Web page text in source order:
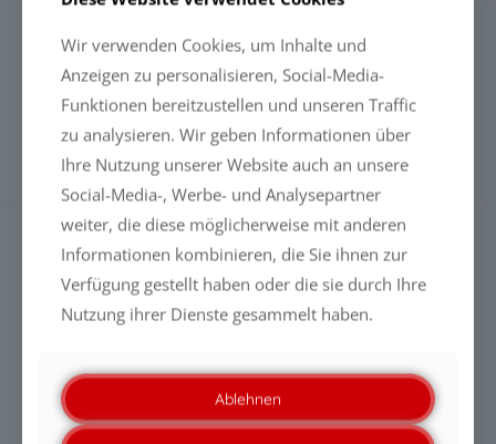
PENZANCES UFERPROMENADE IN
CORNWALL
Mehr erfahren
SUCHE
NEUESTE MELDUNGEN
Wir verwenden Cookies, um Inhalte und
Anzeigen zu personalisieren, Social-Media-
Funktionen bereitzustellen und unseren Traffic
zu analysieren. Wir geben Informationen über
Ihre Nutzung unserer Website auch an unsere
Social-Media-, Werbe- und Analysepartner
weiter, die diese möglicherweise mit anderen
Informationen kombinieren, die Sie ihnen zur
Verfügung gestellt haben oder die sie durch Ihre
Nutzung ihrer Dienste gesammelt haben.
Ablehnen